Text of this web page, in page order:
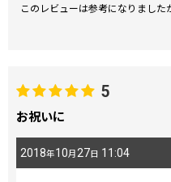
このレビューは参考になりました
5
お祝いに
2018年10月 27 日 11:04